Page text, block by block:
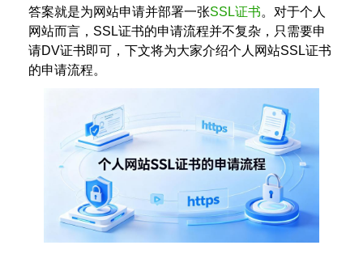
答案就是为网站申请并部署一张SSL证书。对于个人
网站而言，SSL证书的申请流程并不复杂，只需要申
请DV证书即可，下文将为大家介绍个人网站SSL证书
的申请流程。